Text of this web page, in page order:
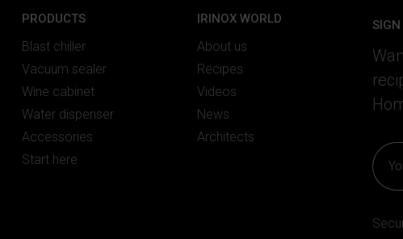
PRODUCTS
Blast chiller
Vacuum sealer
Wine cabinet
Water dispenser
Accessories
Start here
IRINOX WORLD
About us
Recipes
Videos
News
Architects